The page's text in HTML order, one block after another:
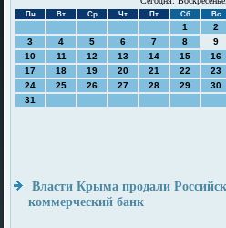
Пн Вт Ср Чт Пт Сб Вс
1
2
3
4 5 6 7 8
9
10
11 12 13 14 15
16
17
18 19 20 21 22
23
24
25 26 27 28 29
30
31
Власти Крыма продали
коммерческий банк